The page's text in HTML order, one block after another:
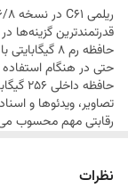
از شارژ 15
قدرتمندترین
حافظه رم 8
حتی در هنگام
تصاویر، ویدئوها و
رقابتی مهم محسوب
قابل اعتماد برای
نظرات